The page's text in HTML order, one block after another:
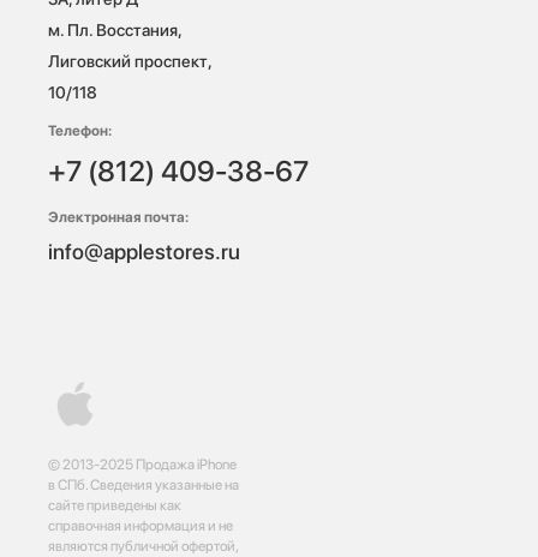
© 2013-2025 Продажа iPhone
в СПб. Сведения указанные на
сайте приведены как
справочная информация и не
являются публичной офертой,
м. Пл. Восстания,
Лиговский проспект,
10/118
Телефон:
+7 (812) 409-38-67
Электронная почта:
info@applestores.ru